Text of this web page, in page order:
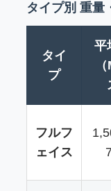
タイプ別 重量
タイ
プ
平
フルフ
ェイス